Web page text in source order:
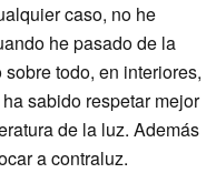
caso, no he
he pasado de la
todo, en interiores,
sabido respetar mejor
de la luz. Además
a contraluz.